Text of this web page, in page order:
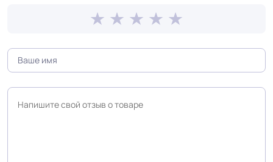
Рулон
Полы с подогревом
(max +27C)
Система стыковки